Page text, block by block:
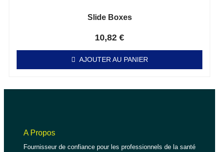
Slide Boxes
10,82 €
AJOUTER AU PANIER
A Propos
Fournisseur de confiance pour les professionnels de la santé